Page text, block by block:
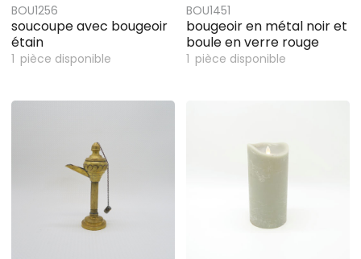
BOU1256
soucoupe avec bougeoir
étain
1 pièce disponible
BOU1451
bougeoir en métal noir et
boule en verre rouge
1 pièce disponible